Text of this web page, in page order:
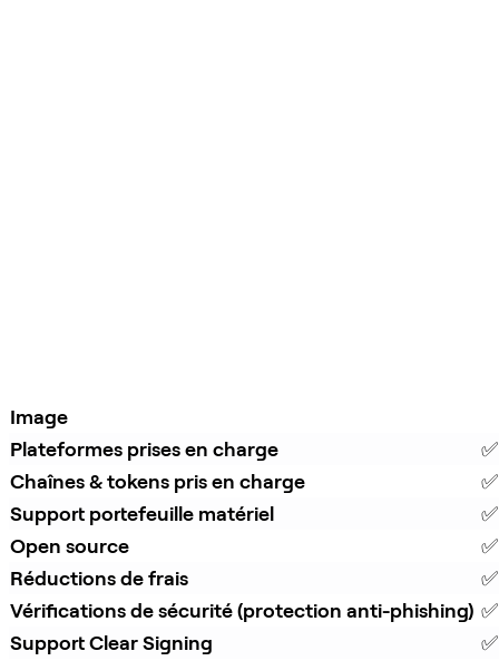
Image
Plateformes prises en charge
Chaînes & tokens pris en charge
Support portefeuille matériel
Open source
Réductions de frais
Vérifications de sécurité (protection anti-phishing)
Support Clear Signing